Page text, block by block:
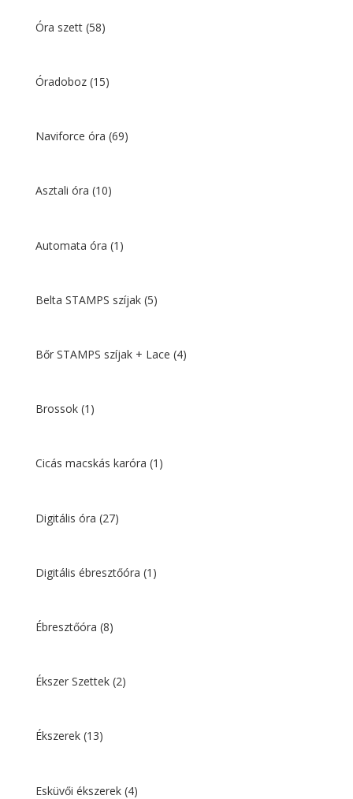
Óra szett (58)
Óradoboz (15)
Naviforce óra (69)
Asztali óra (10)
Automata óra (1)
Belta STAMPS szíjak (5)
Bőr STAMPS szíjak + Lace (4)
Brossok (1)
Cicás macskás karóra (1)
Digitális óra (27)
Digitális ébresztőóra (1)
Ébresztőóra (8)
Ékszer Szettek (2)
Ékszerek (13)
Esküvői ékszerek (4)